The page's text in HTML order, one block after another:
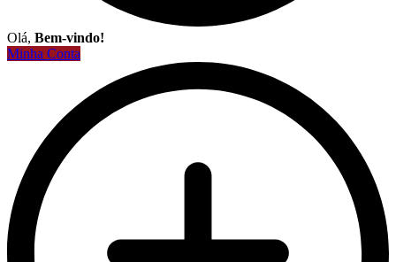
Olá, Bem-vindo!
Minha Conta